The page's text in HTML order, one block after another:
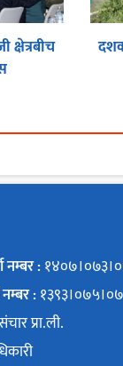
क्षेत्रबीच
नम्बर :
:
प्रा.ली.